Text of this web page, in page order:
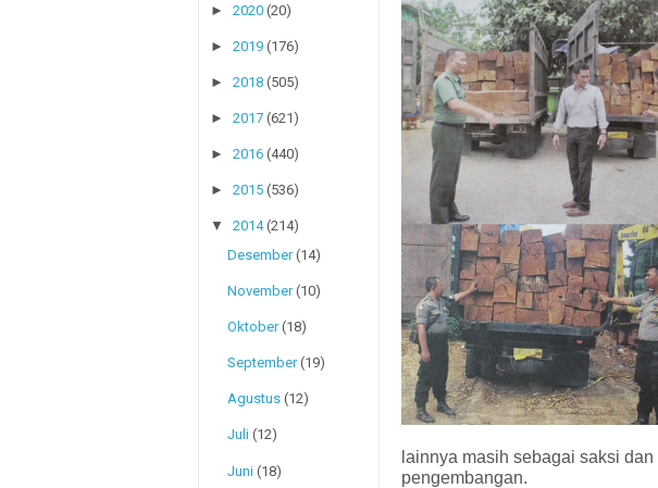
►2020 (20)
►2019 (176)
►2018 (505)
►2017 (621)
►2016 (440)
►2015 (536)
▼ 2014 (214)
Desember (14)
November (10)
Oktober (18)
September (19)
Agustus (12)
Juli (12)
Juni (18)
lainnya masih sebagai saksi
pengembangan.